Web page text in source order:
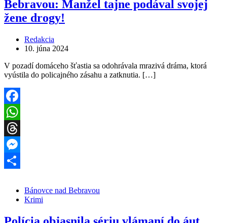
Bebravou: Manžel tajne podával svojej
žene drogy!
Redakcia
10. júna 2024
V pozadí domáceho šťastia sa odohrávala mrazivá dráma, ktorá
vyústila do policajného zásahu a zatknutia. […]
Facebook
WhatsApp
Threads
Messenger
Bánovce nad Bebravou
Krimi